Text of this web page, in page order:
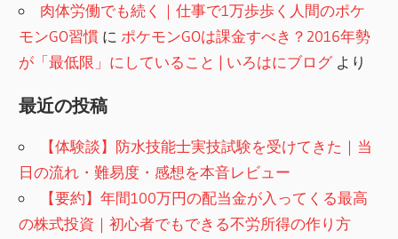
肉体労働でも続く｜仕事で1万歩歩く人間のポケ
モンGO習慣 に ポケモンGOは課金すべき？2016年勢
が「最低限」にしていること | いろはにブログより
最近の投稿
【体験談】防水技能士実技試験を受けてきた｜当
日の流れ・難易度・感想を本音レビュー
【要約】年間100万円の配当金が入ってくる最高
の株式投資｜初心者でもできる不労所得の作り方